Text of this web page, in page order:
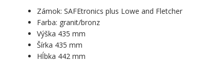
Zámok: SAFEtronics plus Lowe and Fletcher
Farba: granit/bronz
Výška 435 mm
Šírka 435 mm
Hĺbka 442 mm